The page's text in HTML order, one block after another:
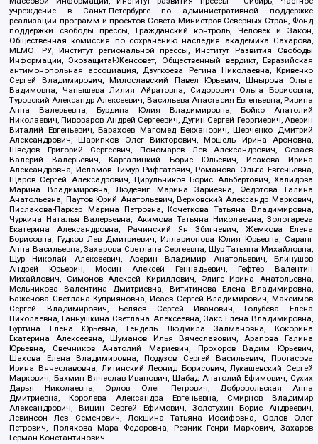
учреждение в Санкт-Петербурге по административной поддержке
реализации программ и проектов Совета Министров Северных Стран, Фонд
поддержки свободы прессы, Гражданский контроль, Человек и Закон,
Общественная комиссия по сохранению наследия академика Сахарова,
МЕМО. РУ, Институт региональной прессы, Институт Развития Свободы
Информации, Экозащита!-Женсовет, Общественный вердикт, Евразийская
антимонопольная ассоциация, Дзугкоева Регина Николаевна, Кривенко
Сергей Владимирович, Милославский Павел Юрьевич, Шнырова Ольга
Вадимовна, Чанышева Лилия Айратовна, Сидорович Ольга Борисовна,
Туровский Александр Алексеевич, Васильева Анастасия Евгеньевна, Ривина
Анна Валерьевна, Бурдина Юлия Владимировна, Бойко Анатолий
Николаевич, Пивоваров Андрей Сергеевич, Дугин Сергей Георгиевич, Аверин
Виталий Евгеньевич, Барахоев Магомед Бекханович, Шевченко Дмитрий
Александрович, Шарипков Олег Викторович, Мошель Ирина Ароновна,
Шведов Григорий Сергеевич, Пономарев Лев Александрович, Созаев
Валерий Валерьевич, Каргалицкий Борис Юльевич, Исакова Ирина
Александровна, Исламов Тимур Рифгатович, Романова Ольга Евгеньевна,
Щаров Сергей Алексадрович, Цирульников Борис Альбертович, Халидова
Марина Владимировна, Людевиг Марина Зариевна, Федотова Галина
Анатольевна, Паутов Юрий Анатольевич, Верховский Александр Маркович,
Пислакова-Паркер Марина Петровна, Кочеткова Татьяна Владимировна,
Чуркина Наталья Валерьевна, Акимова Татьяна Николаевна, Золотарева
Екатерина Александровна, Рачинский Ян Збигневич, Жемкова Елена
Борисовна, Гудков Лев Дмитриевич, Илларионова Юлия Юрьевна, Саранг
Анна Васильевна, Захарова Светлана Сергеевна, Щур Татьяна Михайловна,
Щур Николай Алексеевич, Аверин Владимир Анатольевич, Блинушов
Андрей Юрьевич, Мосин Алексей Геннадьевич, Гефтер Валентин
Михайлович, Симонов Алексей Кириллович, Флиге Ирина Анатольевна,
Мельникова Валентина Дмитриевна, Вититинова Елена Владимировна,
Баженова Светлана Куприяновна, Исаев Сергей Владимирович, Максимов
Сергей Владимирович, Беляев Сергей Иванович, Голубева Елена
Николаевна, Ганнушкина Светлана Алексеевна, Закс Елена Владимировна,
Буртина Елена Юрьевна, Гендель Людмила Залмановна, Кокорина
Екатерина Алексеевна, Шуманов Илья Вячеславович, Арапова Галина
Юрьевна, Свечников Анатолий Мариевич, Прохоров Вадим Юрьевич,
Шахова Елена Владимировна, Подузов Сергей Васильевич, Протасова
Ирина Вячеславовна, Литинский Леонид Борисович, Лукашевский Сергей
Маркович, Бахмин Вячеслав Иванович, Шабад Анатолий Ефимович, Сухих
Дарья Николаевна, Орлов Олег Петрович, Добровольская Анна
Дмитриевна, Королева Александра Евгеньевна, Смирнов Владимир
Александрович, Вицин Сергей Ефимович, Золотухин Борис Андреевич,
Левинсон Лев Семенович, Локшина Татьяна Иосифовна, Орлов Олег
Петрович, Полякова Мара Федоровна, Резник Генри Маркович, Захаров
Герман Константинович